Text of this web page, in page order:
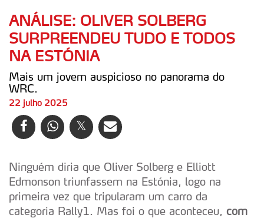
ANÁLISE: OLIVER SOLBERG
SURPREENDEU TUDO E TODOS
NA ESTÓNIA
Mais um jovem auspicioso no panorama do
WRC.
22 julho 2025
Ninguém diria que Oliver Solberg e Elliott
Edmonson triunfassem na Estónia, logo na
primeira vez que tripularam um carro da
categoria Rally1. Mas foi o que aconteceu, com